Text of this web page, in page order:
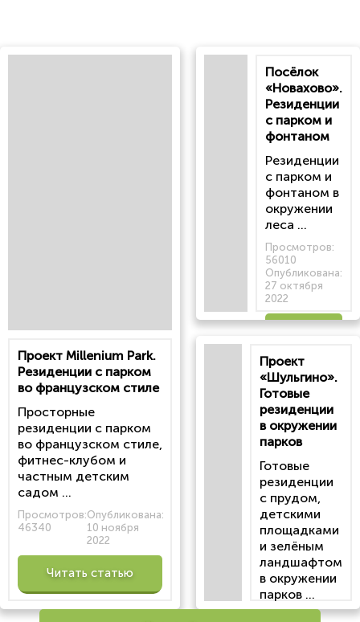
Проект Millenium Park.
Резиденции с парком
во французском стиле
Просторные
резиденции с парком
во французском стиле,
фитнес-клубом и
частным детским
садом ...
Просмотров:
46340
Опубликована:
10 ноября
2022
Читать статью
Посёлок
«Новахово».
Резиденции
с парком и
фонтаном
Резиденции
с парком и
фонтаном в
окружении
леса ...
Просмотров:
56010
Опубликована:
27 октября
2022
статью
Проект
«Шульгино».
Готовые
резиденции
в окружении
парков
Готовые
резиденции
с прудом,
детскими
площадками
и зелёным
ландшафтом
в окружении
парков ...
Просмотров: